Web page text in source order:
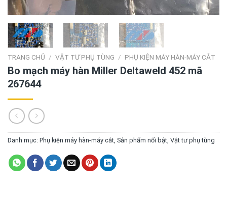
TRANG CHỦ / VẬT TƯ PHỤ TÙNG / PHỤ KIỆN MÁY HÀN-MÁY CẮT
Bo mạch máy hàn Miller Deltaweld 452 mã
267644
Danh mục: Phụ kiện máy hàn-máy cắt, Sản phẩm nổi bật, Vật tư phụ tùng